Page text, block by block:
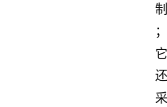
制
；
它
还
采